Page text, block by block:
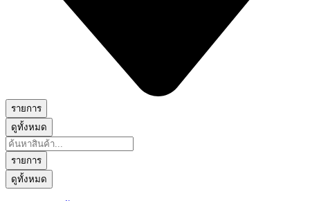
รายการ
ดูทั้งหมด
Search
...
รายการ
ดูทั้งหมด